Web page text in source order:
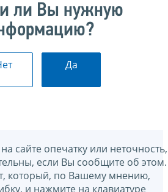
ли Вы нужную
Да
сайте опечатку или неточность,
если Вы сообщите об этом.
который, по Вашему мнению,
и нажмите на клавиатуре